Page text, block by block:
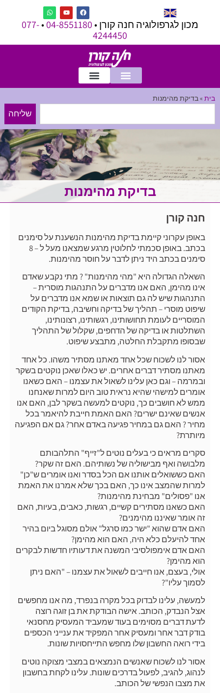
מכון לגרפולוגיה חנה קורן •04-8551180
•
077-
4244450
בית » בדיקת מהימנות
שליחה
בדיקת מהימנות
חנה קורן
באופן עקרוני קיימת בדיקת מהימנות הנשענת על סימנים
בכתב. באופן סכמתי לחלוטין מרגע שמצאנו מעל ל – 8
סימנים בכתב היד ניתן לדבר על חוסר מהימנות.
השאלה הגדולה היא "מהי מהימנות" ? מתי נקבע שאדם
אינו מהימן, האם אנו מדברים על התנהגות מוסרית –
התנהגות שיש לה גם תוצאות או שמא אנו מדברים על
שיפוט מוסרי – תהליך של בדיקה וחשיבה, בדיקת הקודים
המוסריים לעומת תחושותינו, רגשותינו, רצונותינו,
השתלטות או בדיקה של הדחפים, שקלול של התהליך
שבסופו מתקבלת החלטה, מתבצע שיפוט.
אסור לנו לשכוח שכל אחד מאתנו מסתיר משהו. כל אחד
מאתנו מסתיר דברים אחרים. יש כאלו שאכן נוקטים בשקר
ובמרמה – וגם כאן עלינו לשאול את עצמנו – האם כשאנו
אומרים למישהי שהיא נראית טוב היום למרות שאנחנו
ממש לא חושבים כך, נוקטים למעשה בשקר לבן, האם אנו
אנשים שאינם ישרים? האם האמת חייבת להיאמר בכל
מחיר ? האם גם במחיר פגיעה באדם אחר? גם אם הפגיעה
מיותרת?
סקרים מראים כי בעלים נוטים ל"זייף" התלהבותם
מלבושה ואף מבישוליה של נשותיהם. האם זה שקר?
האם כששואלים אותנו אם הכל בסדר ואנו אומרים ש"כן"
למרות שהמצב אינו כך, האם בכך שלא אמרנו את האמת
אנו "פסולים" מבחינת מהימנות?
האם כשאנו מסתירים קשיים, רגשות, כאבים, בעיות, האם
זה אומר שאיננו מהימנים?
האם אדם שהוא "ישר כמו סרגל" אולם מסוגל ביום בהיר
אחד להיעלם כלא היה, האם הוא מהימן?
האם אדם אימפולסיבי המשנה את דעותיו חדשות לבקרים
הוא מהימן?
אולי, בעצם, אנו חייבים לשאול את עצמנו – "האם ניתן
לסמוך עליו"?
למעשה, עלינו לבדוק בכל מקרה בנפרד, מה אנו מחפשים
אצל הנבדק, הכותב. אישה הבודקת את בן זוגה רוצה
לדעת דברים מסוימים בעוד שמעביד המעסיק מחסנאי
בודק דבר אחר ומעסיק אחר המפקיד את ענייני הכספים
בידי רואה החשבון שלו מחפש התייחסויות שונות.
אסור לנו לשכוח שאנשים הנמצאים במצבי מצוקה נוטים
לנהוג, להגיב, לפעול בדרכים שונות. עלינו לקחת בחשבון
את מצבו הנפשי של הכותב.